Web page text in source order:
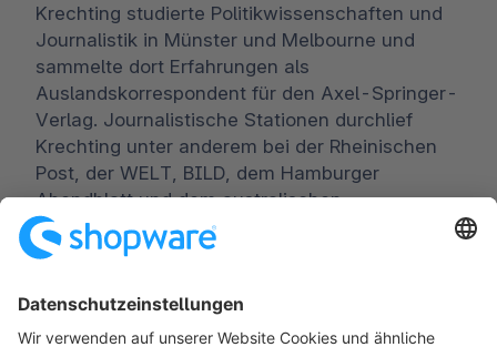
Krechting studierte Politikwissenschaften und
Journalistik in Münster und Melbourne und
sammelte dort Erfahrungen als
Auslandskorrespondent für den Axel-Springer-
Verlag. Journalistische Stationen durchlief
Krechting unter anderem bei der Rheinischen
Post, der WELT, BILD, dem Hamburger
Abendblatt und dem australischen
Wirtschaftsportal theaustralian.com.
Worldwide:00 800 746 7626 0